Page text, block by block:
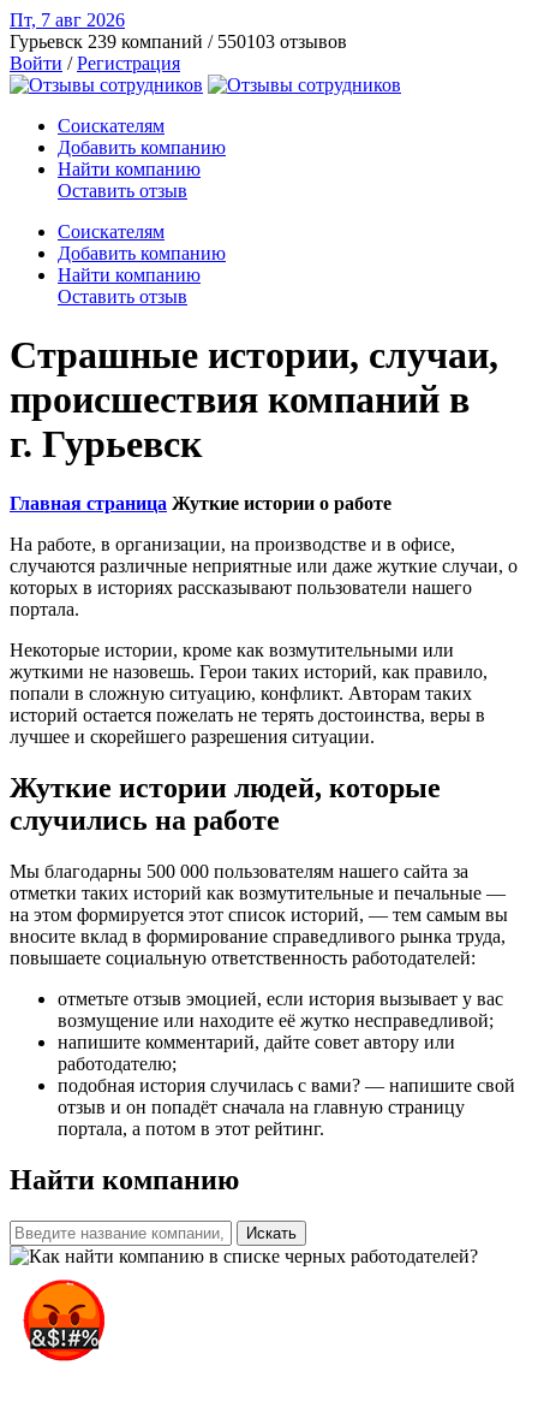
Пт, 7 авг 2026
Гурьевск 239 компаний / 550103 отзывов
Войти /Регистрация
Соискателям
Добавить компанию
Найти компанию
Оставить отзыв
Соискателям
Добавить компанию
Найти компанию
Оставить отзыв
Страшные истории, случаи,
происшествия компаний в
г. Гурьевск
Главная страница Жуткие истории о работе
На работе, в организации, на производстве и в офисе,
случаются различные неприятные или даже жуткие случаи, о
которых в историях рассказывают пользователи нашего
портала.
Некоторые истории, кроме как возмутительными или
жуткими не назовешь. Герои таких историй, как правило,
попали в сложную ситуацию, конфликт. Авторам таких
историй остается пожелать не терять достоинства, веры в
лучшее и скорейшего разрешения ситуации.
Жуткие истории людей, которые
случились на работе
Мы благодарны 500 000 пользователям нашего сайта за
отметки таких историй как возмутительные и печальные —
на этом формируется этот список историй, — тем самым вы
вносите вклад в формирование справедливого рынка труда,
повышаете социальную ответственность работодателей:
отметьте отзыв эмоцией, если история вызывает у вас
возмущение или находите её жутко несправедливой;
напишите комментарий, дайте совет автору или
работодателю;
подобная история случилась с вами? — напишите свой
отзыв и он попадёт сначала на главную страницу
портала, а потом в этот рейтинг.
Найти компанию
Искать